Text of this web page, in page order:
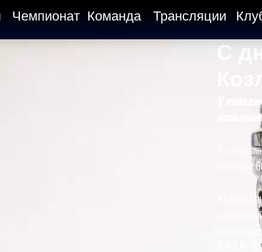
Чемпионат Команда Трансляции
С
У
В
команды:
Желаем
2026-